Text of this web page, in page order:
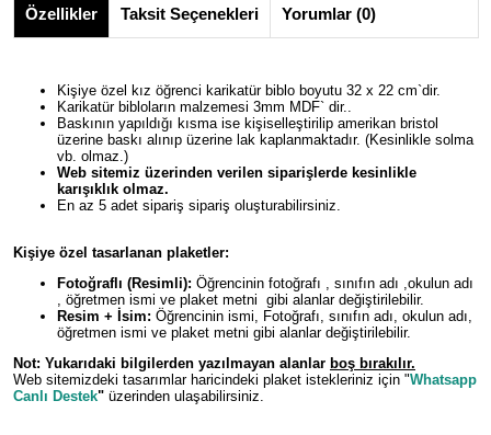
Özellikler Taksit Seçenekleri Yorumlar (0)
Kişiye özel kız öğrenci karikatür biblo boyutu 32 x 22 cm`dir.
Karikatür bibloların malzemesi 3mm MDF` dir..
Baskının yapıldığı kısma ise kişiselleştirilip amerikan bristol
üzerine baskı alınıp üzerine lak kaplanmaktadır. (Kesinlikle solma
vb. olmaz.)
Web sitemiz üzerinden verilen siparişlerde kesinlikle
karışıklık olmaz.
En az 5 adet sipariş sipariş oluşturabilirsiniz.
Kişiye özel tasarlanan plaketler:
Fotoğraflı (Resimli): Öğrencinin fotoğrafı , sınıfın adı ,okulun adı
, öğretmen ismi ve plaket metni gibi alanlar değiştirilebilir.
Resim + İsim: Öğrencinin ismi, Fotoğrafı, sınıfın adı, okulun adı,
öğretmen ismi ve plaket metni gibi alanlar değiştirilebilir.
Not: Yukarıdaki bilgilerden yazılmayan alanlar boş bırakılır.
Web sitemizdeki tasarımlar haricindeki plaket istekleriniz için "Whatsapp
Canlı Destek" üzerinden ulaşabilirsiniz.